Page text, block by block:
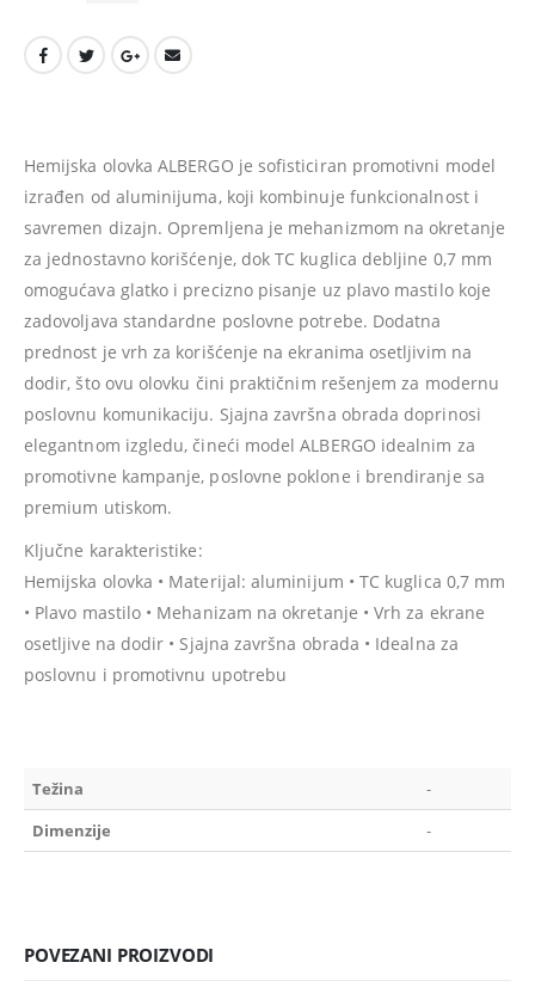
Hemijska olovka ALBERGO je sofisticiran promotivni model
izrađen od aluminijuma, koji kombinuje funkcionalnost i
savremen dizajn. Opremljena je mehanizmom na okretanje
za jednostavno korišćenje, dok TC kuglica debljine 0,7 mm
omogućava glatko i precizno pisanje uz plavo mastilo koje
zadovoljava standardne poslovne potrebe. Dodatna
prednost je vrh za korišćenje na ekranima osetljivim na
dodir, što ovu olovku čini praktičnim rešenjem za modernu
poslovnu komunikaciju. Sjajna završna obrada doprinosi
elegantnom izgledu, čineći model ALBERGO idealnim za
promotivne kampanje, poslovne poklone i brendiranje sa
premium utiskom.
Ključne karakteristike:
Hemijska olovka • Materijal: aluminijum • TC kuglica 0,7 mm
• Plavo mastilo • Mehanizam na okretanje • Vrh za ekrane
osetljive na dodir • Sjajna završna obrada • Idealna za
poslovnu i promotivnu upotrebu
Težina
-
Dimenzije
-
POVEZANI PROIZVODI